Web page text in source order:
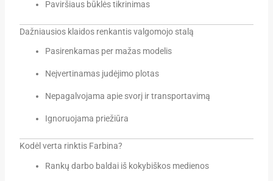
Paviršiaus būklės tikrinimas
Dažniausios klaidos renkantis valgomojo stalą
Pasirenkamas per mažas modelis
Neįvertinamas judėjimo plotas
Nepagalvojama apie svorį ir transportavimą
Ignoruojama priežiūra
Kodėl verta rinktis Farbina?
Rankų darbo baldai iš kokybiškos medienos